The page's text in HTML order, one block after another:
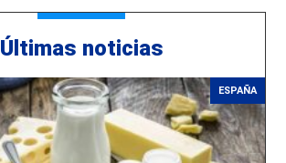
Últimas noticias
ESPAÑA